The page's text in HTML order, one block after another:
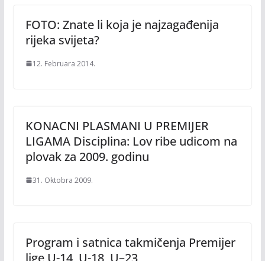
FOTO: Znate li koja je najzagađenija
rijeka svijeta?
12. Februara 2014.
KONACNI PLASMANI U PREMIJER
LIGAMA Disciplina: Lov ribe udicom na
plovak za 2009. godinu
31. Oktobra 2009.
Program i satnica takmičenja Premijer
lige U-14, U-18, U–23